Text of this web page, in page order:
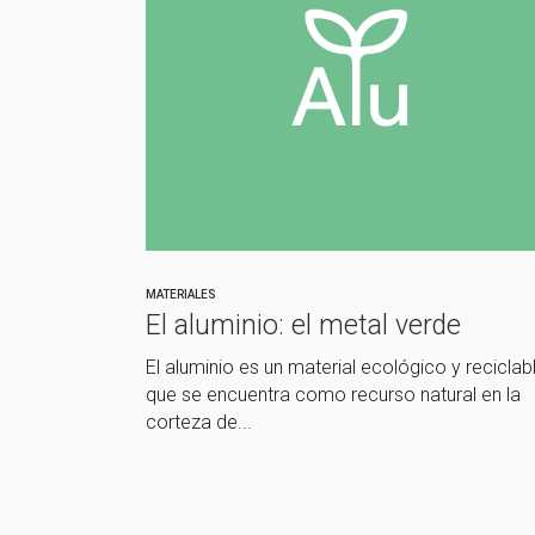
MATERIALES
El aluminio: el metal verde
El aluminio es un material ecológico y
que se encuentra como recurso natural en la
corteza de...